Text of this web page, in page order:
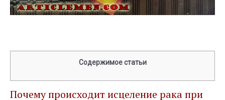
Содержимое статьи
Почему происходит исцеление рака при